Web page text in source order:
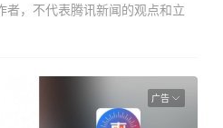
者，不代表腾讯新闻的观点和立
广告